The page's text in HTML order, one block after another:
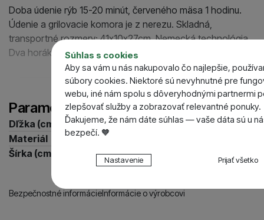
Súhlas s cookies
Aby sa vám u nás nakupovalo čo najlepšie,
súbory cookies. Niektoré sú nevyhnutné pre
webu, iné nám spolu s dôveryhodnými partnermi
zlepšovať služby a zobrazovať relevantné ponuky.
Ďakujeme, že nám dáte súhlas — vaše dáta sú u
bezpečí. 🧡
Nastavenie súhlasov s kategóriami cookies
. VŽDY AKTÍVNE
Nastavenie Prijať všetko
Parametre
Dľžka (cm)
Materiál
Šírka (cm)
Doba údenie rýb 15-20 minút, červeného mäsa 1 hodinu.
Údenie a grilovacie komora je z nerezu. Skladná,
transportné rozmery: 41x10x27cm. Nemecká technológia.
Dva horáky na lieh k rýchlej príprave.
Zobraziť viac
Parametre
Dľžka (cm)
41
Materiál
Šírka (cm)
Bezpečnostné informácieInformácie o výrobcovi